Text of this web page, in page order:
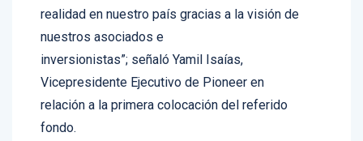
realidad en nuestro país gracias a la visión de
nuestros asociados e
inversionistas”; señaló Yamil Isaías,
Vicepresidente Ejecutivo de Pioneer en
relación a la primera colocación del referido
fondo.